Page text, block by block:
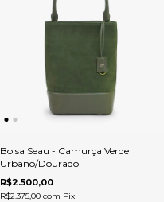
Bolsa Seau - Camurça Verde
Urbano/Dourado
R$2.500,00
R$2.375,00 com Pix